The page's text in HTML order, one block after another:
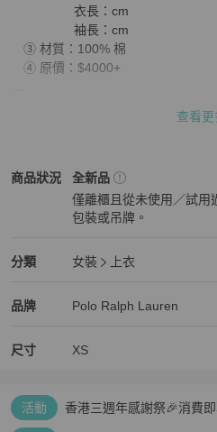
衣長：cm
袖長：cm
③ 材質：100% 棉
④ 原價：$4000+
任何問題都歡迎聊聊詢問唷～🤗💕
查看更
商品狀況
Polo Ralph Lauren女裝
全新品
僅離櫃且從未使用／試用
包裝或吊牌。
分類
Polo Ralph Lauren女裝
女裝
上衣
品牌
Polo Ralph Lauren精品 女裝品牌介紹
Polo Ralph Lauren
Polo Ralph Lauren推薦清單
尺寸 XS
活動
香港三週年感謝祭🎉消費